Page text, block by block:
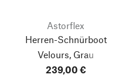
Astorflex
Herren-Schnürboot
Velours, Grau
239,00 €